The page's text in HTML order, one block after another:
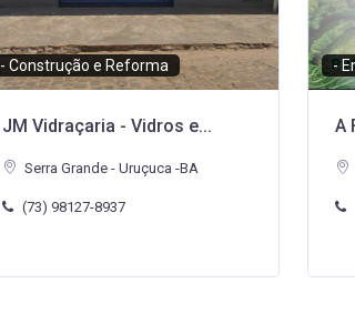
- Empório, Mercado e Hortifrútis
A Fazendinha - Frutas, V...
Serra Grande - Uruçuca -BA
(73) 99919-0082
-